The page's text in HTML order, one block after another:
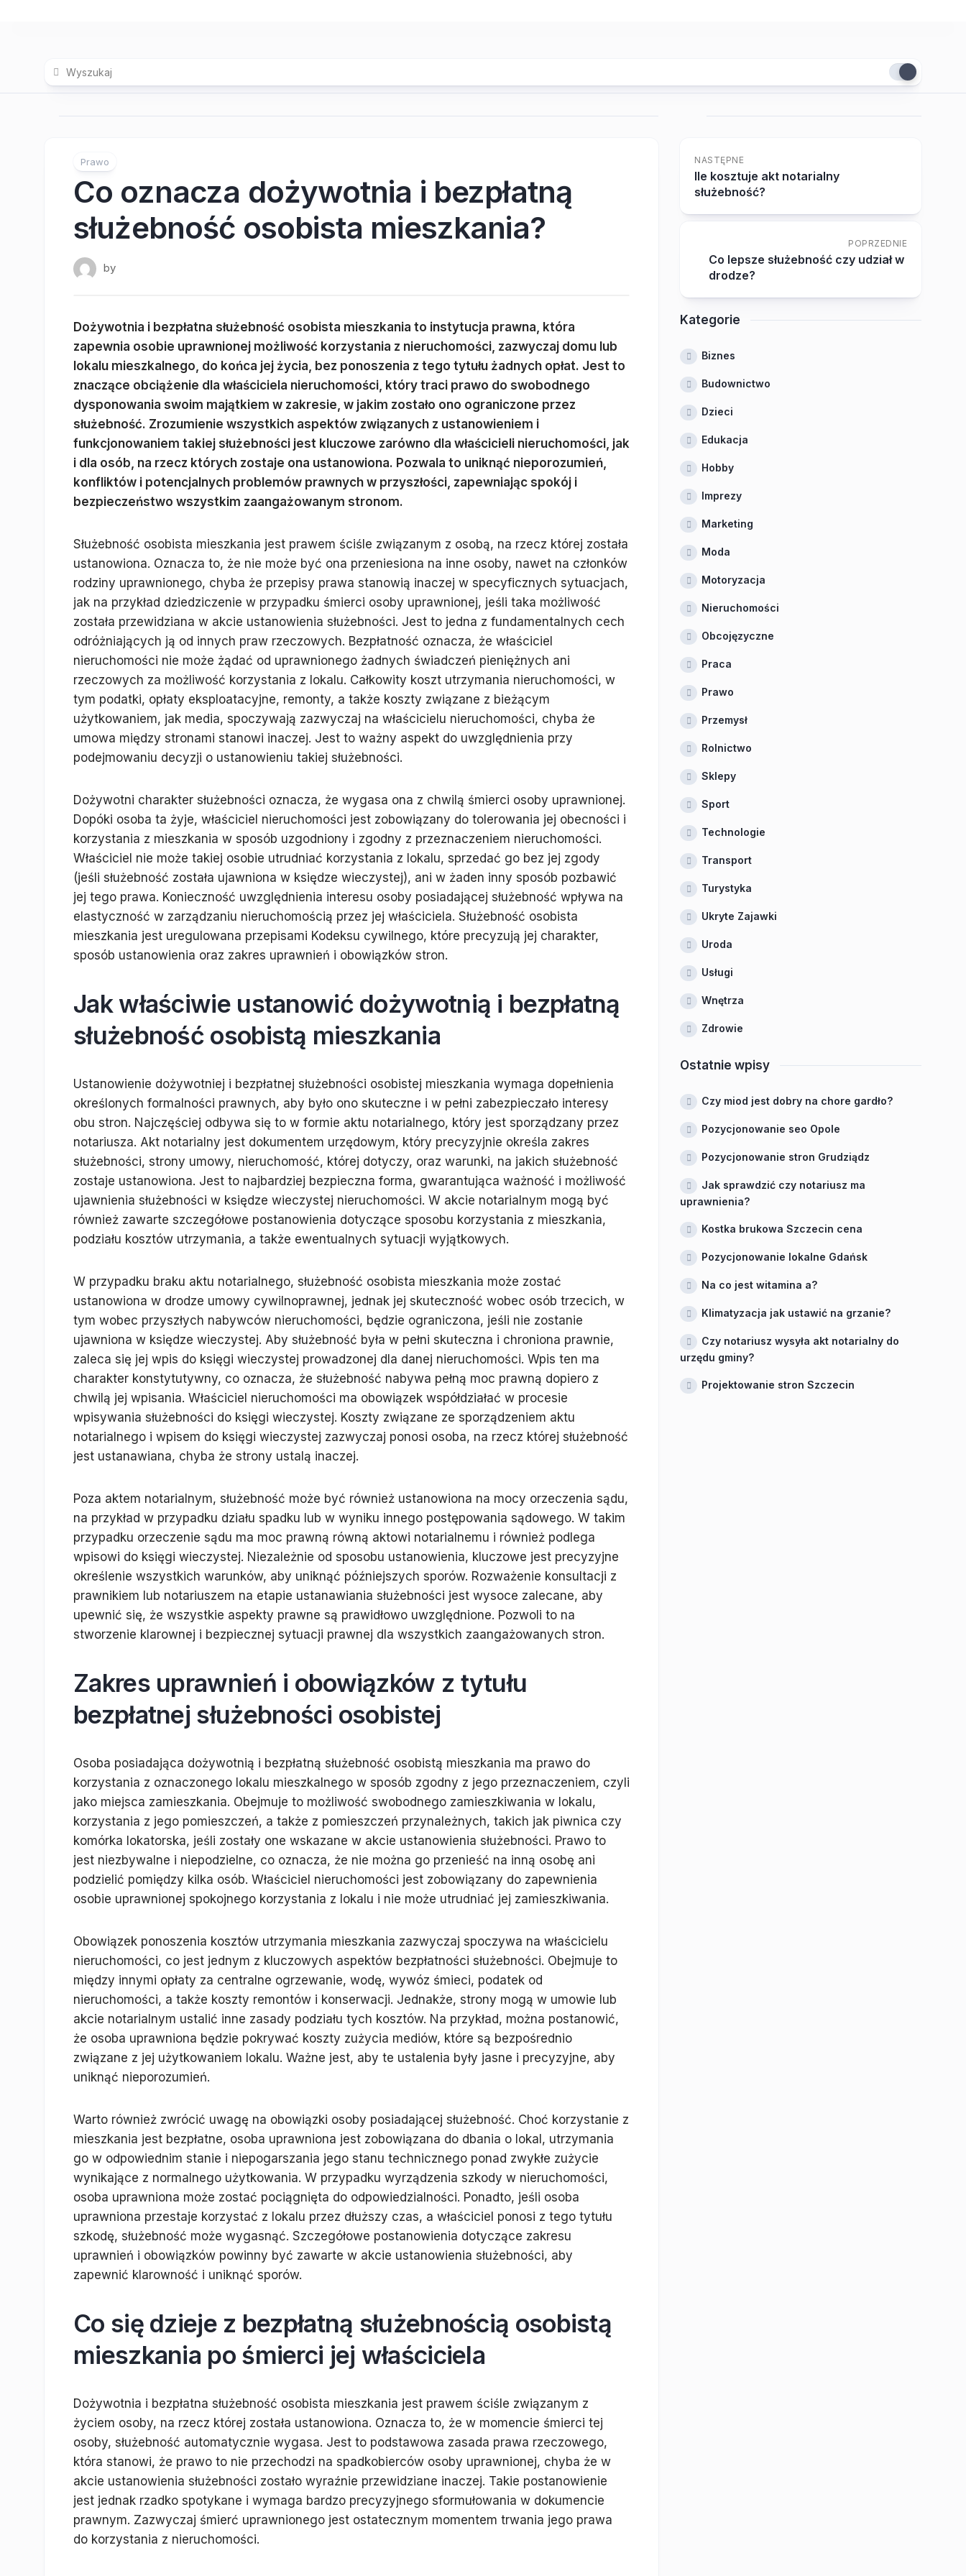
Prawo
Co oznacza dożywotnia i bezpłatną
służebność osobista mieszkania?
by
Dożywotnia i bezpłatna służebność osobista mieszkania to instytucja prawna, która
zapewnia osobie uprawnionej możliwość korzystania z nieruchomości, zazwyczaj domu lub
lokalu mieszkalnego, do końca jej życia, bez ponoszenia z tego tytułu żadnych opłat. Jest to
znaczące obciążenie dla właściciela nieruchomości, który traci prawo do swobodnego
dysponowania swoim majątkiem w zakresie, w jakim zostało ono ograniczone przez
służebność. Zrozumienie wszystkich aspektów związanych z ustanowieniem i
funkcjonowaniem takiej służebności jest kluczowe zarówno dla właścicieli nieruchomości, jak
i dla osób, na rzecz których zostaje ona ustanowiona. Pozwala to uniknąć nieporozumień,
konfliktów i potencjalnych problemów prawnych w przyszłości, zapewniając spokój i
bezpieczeństwo wszystkim zaangażowanym stronom.
Służebność osobista mieszkania jest prawem ściśle związanym z osobą, na rzecz której została
ustanowiona. Oznacza to, że nie może być ona przeniesiona na inne osoby, nawet na członków
rodziny uprawnionego, chyba że przepisy prawa stanowią inaczej w specyficznych sytuacjach,
jak na przykład dziedziczenie w przypadku śmierci osoby uprawnionej, jeśli taka możliwość
została przewidziana w akcie ustanowienia służebności. Jest to jedna z fundamentalnych cech
odróżniających ją od innych praw rzeczowych. Bezpłatność oznacza, że właściciel
nieruchomości nie może żądać od uprawnionego żadnych świadczeń pieniężnych ani
rzeczowych za możliwość korzystania z lokalu. Całkowity koszt utrzymania nieruchomości, w
tym podatki, opłaty eksploatacyjne, remonty, a także koszty związane z bieżącym
użytkowaniem, jak media, spoczywają zazwyczaj na właścicielu nieruchomości, chyba że
umowa między stronami stanowi inaczej. Jest to ważny aspekt do uwzględnienia przy
podejmowaniu decyzji o ustanowieniu takiej służebności.
Dożywotni charakter służebności oznacza, że wygasa ona z chwilą śmierci osoby uprawnionej.
Dopóki osoba ta żyje, właściciel nieruchomości jest zobowiązany do tolerowania jej obecności i
korzystania z mieszkania w sposób uzgodniony i zgodny z przeznaczeniem nieruchomości.
Właściciel nie może takiej osobie utrudniać korzystania z lokalu, sprzedać go bez jej zgody
(jeśli służebność została ujawniona w księdze wieczystej), ani w żaden inny sposób pozbawić
jej tego prawa. Konieczność uwzględnienia interesu osoby posiadającej służebność wpływa na
elastyczność w zarządzaniu nieruchomością przez jej właściciela. Służebność osobista
mieszkania jest uregulowana przepisami Kodeksu cywilnego, które precyzują jej charakter,
sposób ustanowienia oraz zakres uprawnień i obowiązków stron.
Jak właściwie ustanowić dożywotnią i bezpłatną
służebność osobistą mieszkania
Ustanowienie dożywotniej i bezpłatnej służebności osobistej mieszkania wymaga dopełnienia
określonych formalności prawnych, aby było ono skuteczne i w pełni zabezpieczało interesy
obu stron. Najczęściej odbywa się to w formie aktu notarialnego, który jest sporządzany przez
notariusza. Akt notarialny jest dokumentem urzędowym, który precyzyjnie określa zakres
służebności, strony umowy, nieruchomość, której dotyczy, oraz warunki, na jakich służebność
zostaje ustanowiona. Jest to najbardziej bezpieczna forma, gwarantująca ważność i możliwość
ujawnienia służebności w księdze wieczystej nieruchomości. W akcie notarialnym mogą być
również zawarte szczegółowe postanowienia dotyczące sposobu korzystania z mieszkania,
podziału kosztów utrzymania, a także ewentualnych sytuacji wyjątkowych.
W przypadku braku aktu notarialnego, służebność osobista mieszkania może zostać
ustanowiona w drodze umowy cywilnoprawnej, jednak jej skuteczność wobec osób trzecich, w
tym wobec przyszłych nabywców nieruchomości, będzie ograniczona, jeśli nie zostanie
ujawniona w księdze wieczystej. Aby służebność była w pełni skuteczna i chroniona prawnie,
zaleca się jej wpis do księgi wieczystej prowadzonej dla danej nieruchomości. Wpis ten ma
charakter konstytutywny, co oznacza, że służebność nabywa pełną moc prawną dopiero z
chwilą jej wpisania. Właściciel nieruchomości ma obowiązek współdziałać w procesie
wpisywania służebności do księgi wieczystej. Koszty związane ze sporządzeniem aktu
notarialnego i wpisem do księgi wieczystej zazwyczaj ponosi osoba, na rzecz której służebność
jest ustanawiana, chyba że strony ustalą inaczej.
Poza aktem notarialnym, służebność może być również ustanowiona na mocy orzeczenia sądu,
na przykład w przypadku działu spadku lub w wyniku innego postępowania sądowego. W takim
przypadku orzeczenie sądu ma moc prawną równą aktowi notarialnemu i również podlega
wpisowi do księgi wieczystej. Niezależnie od sposobu ustanowienia, kluczowe jest precyzyjne
określenie wszystkich warunków, aby uniknąć późniejszych sporów. Rozważenie konsultacji z
prawnikiem lub notariuszem na etapie ustanawiania służebności jest wysoce zalecane, aby
upewnić się, że wszystkie aspekty prawne są prawidłowo uwzględnione. Pozwoli to na
stworzenie klarownej i bezpiecznej sytuacji prawnej dla wszystkich zaangażowanych stron.
Zakres uprawnień i obowiązków z tytułu
bezpłatnej służebności osobistej
Osoba posiadająca dożywotnią i bezpłatną służebność osobistą mieszkania ma prawo do
korzystania z oznaczonego lokalu mieszkalnego w sposób zgodny z jego przeznaczeniem, czyli
jako miejsca zamieszkania. Obejmuje to możliwość swobodnego zamieszkiwania w lokalu,
korzystania z jego pomieszczeń, a także z pomieszczeń przynależnych, takich jak piwnica czy
komórka lokatorska, jeśli zostały one wskazane w akcie ustanowienia służebności. Prawo to
jest niezbywalne i niepodzielne, co oznacza, że nie można go przenieść na inną osobę ani
podzielić pomiędzy kilka osób. Właściciel nieruchomości jest zobowiązany do zapewnienia
osobie uprawnionej spokojnego korzystania z lokalu i nie może utrudniać jej zamieszkiwania.
Obowiązek ponoszenia kosztów utrzymania mieszkania zazwyczaj spoczywa na właścicielu
nieruchomości, co jest jednym z kluczowych aspektów bezpłatności służebności. Obejmuje to
między innymi opłaty za centralne ogrzewanie, wodę, wywóz śmieci, podatek od
nieruchomości, a także koszty remontów i konserwacji. Jednakże, strony mogą w umowie lub
akcie notarialnym ustalić inne zasady podziału tych kosztów. Na przykład, można postanowić,
że osoba uprawniona będzie pokrywać koszty zużycia mediów, które są bezpośrednio
związane z jej użytkowaniem lokalu. Ważne jest, aby te ustalenia były jasne i precyzyjne, aby
uniknąć nieporozumień.
Warto również zwrócić uwagę na obowiązki osoby posiadającej służebność. Choć korzystanie z
mieszkania jest bezpłatne, osoba uprawniona jest zobowiązana do dbania o lokal, utrzymania
go w odpowiednim stanie i niepogarszania jego stanu technicznego ponad zwykłe zużycie
wynikające z normalnego użytkowania. W przypadku wyrządzenia szkody w nieruchomości,
osoba uprawniona może zostać pociągnięta do odpowiedzialności. Ponadto, jeśli osoba
uprawniona przestaje korzystać z lokalu przez dłuższy czas, a właściciel ponosi z tego tytułu
szkodę, służebność może wygasnąć. Szczegółowe postanowienia dotyczące zakresu
uprawnień i obowiązków powinny być zawarte w akcie ustanowienia służebności, aby
zapewnić klarowność i uniknąć sporów.
Co się dzieje z bezpłatną służebnością osobistą
mieszkania po śmierci jej właściciela
Dożywotnia i bezpłatna służebność osobista mieszkania jest prawem ściśle związanym z
życiem osoby, na rzecz której została ustanowiona. Oznacza to, że w momencie śmierci tej
osoby, służebność automatycznie wygasa. Jest to podstawowa zasada prawa rzeczowego,
która stanowi, że prawo to nie przechodzi na spadkobierców osoby uprawnionej, chyba że w
akcie ustanowienia służebności zostało wyraźnie przewidziane inaczej. Takie postanowienie
jest jednak rzadko spotykane i wymaga bardzo precyzyjnego sformułowania w dokumencie
prawnym. Zazwyczaj śmierć uprawnionego jest ostatecznym momentem trwania jego prawa
do korzystania z nieruchomości.
NASTĘPNE
Ile kosztuje akt notarialny
służebność?
POPRZEDNIE
Co lepsze służebność czy udział w
drodze?
Kategorie
Biznes
Budownictwo
Dzieci
Edukacja
Hobby
Imprezy
Marketing
Moda
Motoryzacja
Nieruchomości
Obcojęzyczne
Praca
Prawo
Przemysł
Rolnictwo
Sklepy
Sport
Technologie
Transport
Turystyka
Ukryte Zajawki
Uroda
Usługi
Wnętrza
Zdrowie
Ostatnie wpisy
Czy miod jest dobry na chore gardło?
Pozycjonowanie seo Opole
Pozycjonowanie stron Grudziądz
Jak sprawdzić czy notariusz ma
uprawnienia?
Kostka brukowa Szczecin cena
Pozycjonowanie lokalne Gdańsk
Na co jest witamina a?
Klimatyzacja jak ustawić na grzanie?
Czy notariusz wysyła akt notarialny do
urzędu gminy?
Projektowanie stron Szczecin